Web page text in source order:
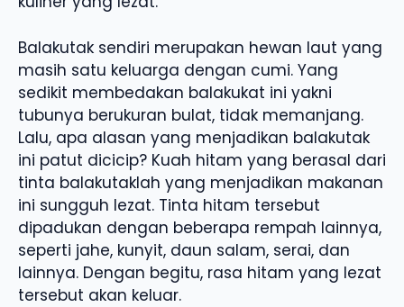
Balakutak sendiri merupakan hewan laut yang
masih satu keluarga dengan cumi. Yang
sedikit membedakan balakukat ini yakni
tubunya berukuran bulat, tidak memanjang.
Lalu, apa alasan yang menjadikan balakutak
ini patut dicicip? Kuah hitam yang berasal dari
tinta balakutaklah yang menjadikan makanan
ini sungguh lezat. Tinta hitam tersebut
dipadukan dengan beberapa rempah lainnya,
seperti jahe, kunyit, daun salam, serai, dan
lainnya. Dengan begitu, rasa hitam yang lezat
tersebut akan keluar.